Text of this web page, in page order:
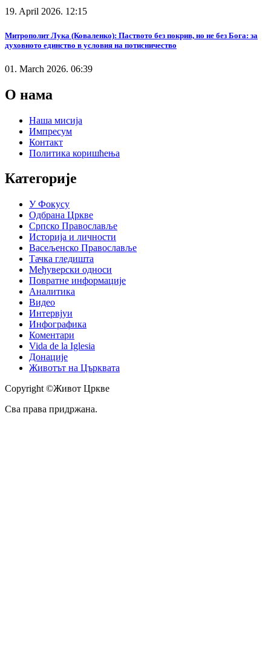
19. April 2026. 12:15
Митрополит Лука (Коваленко): Паството без покрив, но не без Бога: за
духовното единство в условия на потисничество
01. March 2026. 06:39
О нама
Наша мисија
Импресум
Контакт
Политика коришћења
Категорије
У Фокусу
Одбрана Цркве
Српско Православље
Историја и личности
Васељенско Православље
Тачка гледишта
Међуверски односи
Повратне информације
Аналитика
Видео
Интервјуи
Инфографика
Коментари
Vida de la Iglesia
Донације
Животът на Църквата
Copyright ©Живот Цркве
Сва права придржана.